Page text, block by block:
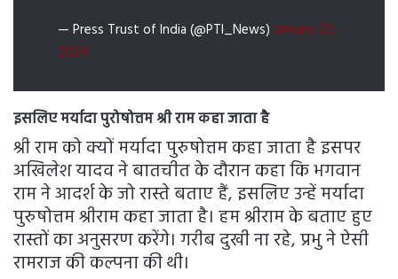
— Press Trust of India (@PTI_News) January 22,
2024
इसलिए मर्यादा पुरोषोत्तम श्री राम कहा जाता है
श्री राम को क्यों मर्यादा पुरुषोत्तम कहा जाता है इसपर
अखिलेश यादव ने बातचीत के दौरान कहा कि भगवान
राम ने आदर्श के जो रास्ते बताए हैं, इसलिए उन्हें मर्यादा
पुरुषोत्तम श्रीराम कहा जाता है। हम श्रीराम के बताए हुए
रास्तों का अनुसरण करेंगे। गरीब दुखी ना रहे, प्रभु ने ऐसी
रामराज की कल्पना की थी।